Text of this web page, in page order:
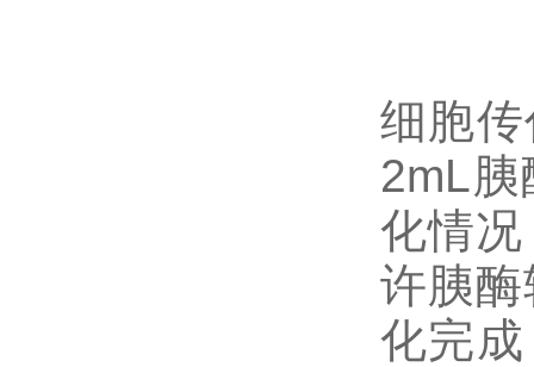
细胞
2mL
化情
许胰
化完